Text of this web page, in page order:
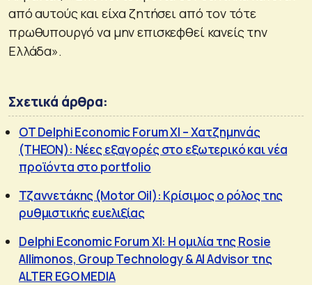
από αυτούς και είχα ζητήσει από τον τότε
πρωθυπουργό να μην επισκεφθεί κανείς την
Ελλάδα».
Σχετικά άρθρα:
OT Delphi Economic Forum XI – Χατζημηνάς
(THEON): Νέες εξαγορές στο εξωτερικό και νέα
προϊόντα στο portfolio
Τζαννετάκης (Motor Oil): Kρίσιμος ο ρόλος της
ρυθμιστικής ευελιξίας
Delphi Economic Forum XI: Η ομιλία της Rosie
Allimonos, Group Technology & AI Advisor της
ALTER EGO MEDIA